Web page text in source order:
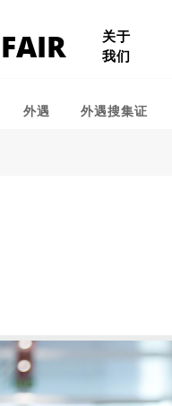
外遇 外遇搜集证
关于
我们